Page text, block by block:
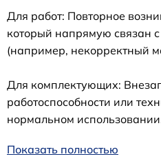
Для работ: Повторное
который напрямую связан
(например, некорректный
Для комплектующих:
работоспособности или
нормальном
Показать полностью